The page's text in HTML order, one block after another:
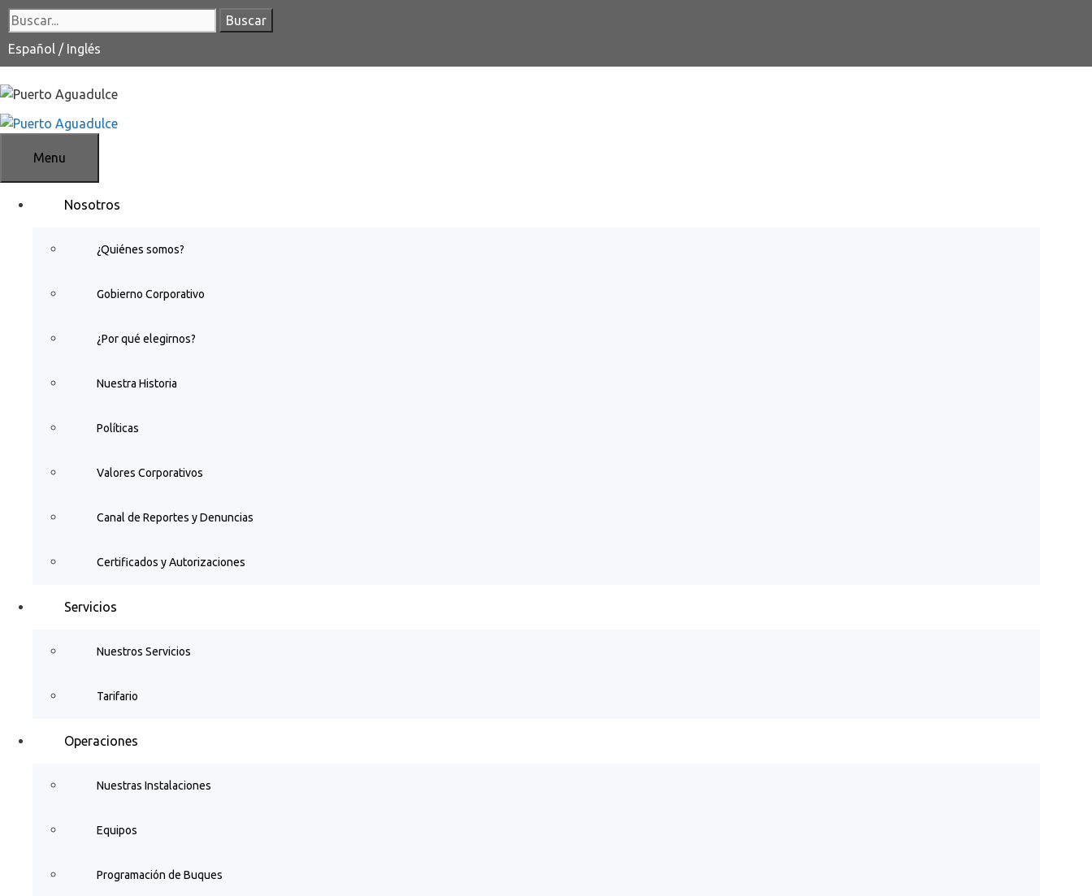
Saltar
al
contenido
Buscar:
Español / Inglés
Menu
Nosotros
¿Quiénes somos?
Gobierno Corporativo
¿Por qué elegirnos?
Nuestra Historia
Políticas
Valores Corporativos
Canal de Reportes y Denuncias
Certificados y Autorizaciones
Servicios
Nuestros Servicios
Tarifario
Operaciones
Nuestras Instalaciones
Equipos
Programación de Buques